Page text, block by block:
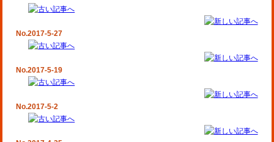
No.2017-5-27
No.2017-5-19
No.2017-5-2